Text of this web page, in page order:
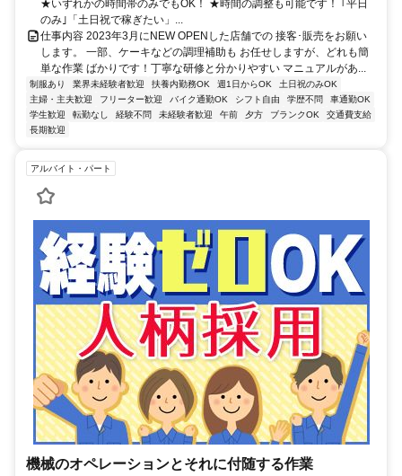
★いずれかの時間帯のみでもOK！ ★時間の調整も可能です！ ｢平日
のみ｣「土日祝で稼ぎたい」...
仕事内容 2023年3月にNEW OPENした店舗での 接客･販売をお願い
します。 一部、ケーキなどの調理補助も お任せしますが、どれも簡
単な作業 ばかりです！丁寧な研修と分かりやすい マニュアルがあ...
制服あり 業界未経験者歓迎 扶養内勤務OK 週1日からOK
土日祝のみOK
主婦・主夫歓迎
フリーター歓迎 バイク通勤OK シフト自由 学歴不問
車通勤OK
学生歓迎
転勤なし 経験不問 未経験者歓迎 午前 夕方 ブランクOK
交通費支給
長期歓迎
アルバイト・パート
機械のオペレーションとそれに付随する作業